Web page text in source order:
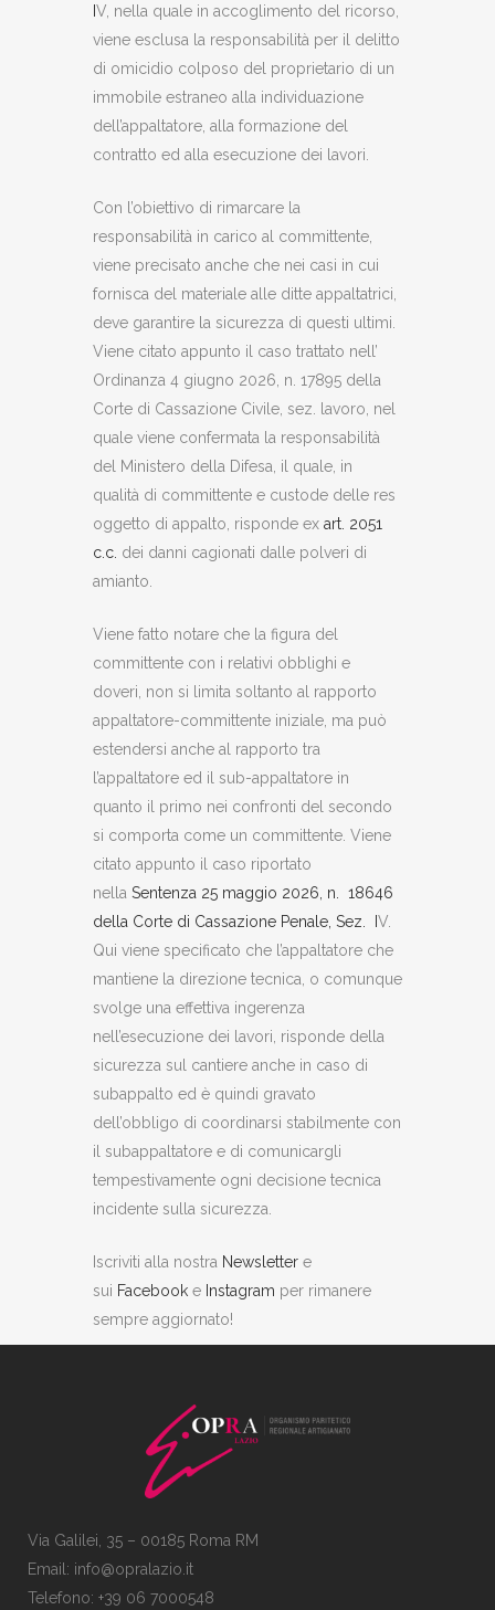
V, nella quale in accoglimento del ricorso,
viene esclusa la responsabilità per il delitto
di omicidio colposo del proprietario di un
immobile estraneo alla individuazione
dell’appaltatore, alla formazione del
contratto ed alla esecuzione dei lavori.
Con l’obiettivo di rimarcare la
responsabilità in carico al committente,
viene precisato anche che nei casi in cui
fornisca del materiale alle ditte appaltatrici,
deve garantire la sicurezza di questi ultimi.
Viene citato appunto il caso trattato nell’
Ordinanza 4 giugno 2026, n. 17895 della
Corte di Cassazione Civile, sez. lavoro, nel
quale viene confermata la responsabilità
del Ministero della Difesa, il quale, in
qualità di committente e custode delle res
oggetto di appalto, risponde ex art. 2051
c.c. dei danni cagionati dalle polveri di
amianto.
Viene fatto notare che la figura del
committente con i relativi obblighi e
doveri, non si limita soltanto al rapporto
appaltatore-committente iniziale, ma può
estendersi anche al rapporto tra
l’appaltatore ed il sub-appaltatore in
quanto il primo nei confronti del secondo
si comporta come un committente. Viene
citato appunto il caso riportato
nella Sentenza 25 maggio 2026, n. 18646
della Corte di Cassazione Penale, Sez. I V.
Qui viene specificato che l’appaltatore che
mantiene la direzione tecnica, o comunque
svolge una effettiva ingerenza
nell’esecuzione dei lavori, risponde della
sicurezza sul cantiere anche in caso di
subappalto ed è quindi gravato
dell’obbligo di coordinarsi stabilmente con
il subappaltatore e di comunicargli
tempestivamente ogni decisione tecnica
incidente sulla sicurezza.
Iscriviti alla nostra Newsletter e
sui Facebook e Instagram per rimanere
sempre aggiornato!
Via Galilei, 35 – 00185 Roma RM
Email: info@opralazio.it
Telefono: +39 06 7000548